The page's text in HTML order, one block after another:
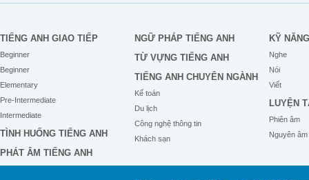
TIẾNG ANH GIAO TIẾP
Beginner
Beginner
Elementary
Pre-Intermediate
Intermediate
TÌNH HUỐNG TIẾNG ANH
PHÁT ÂM TIẾNG ANH
NGỮ PHÁP TIẾNG ANH
TỪ VỰNG TIẾNG ANH
TIẾNG ANH CHUYÊN NGÀNH
Kế toán
Du lịch
Công nghệ thông tin
Khách sạn
KỸ NĂNG
Nghe
Nói
Viết
LUYỆN
Phiên âm
Nguyên âm